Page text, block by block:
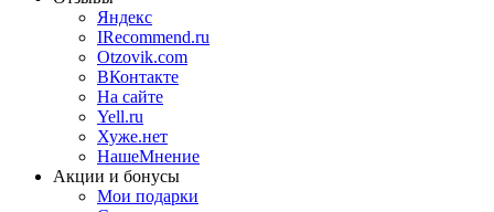
Яндекс
IRecommend.ru
Otzovik.com
ВКонтакте
На сайте
Yell.ru
Хуже.нет
НашеМнение
Акции и бонусы
Мои подарки